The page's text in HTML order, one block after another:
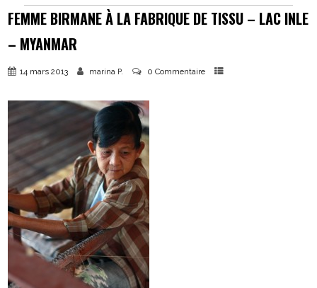
FEMME BIRMANE À LA FABRIQUE DE TISSU – LAC INLE
– MYANMAR
14 mars 2013 marina P. 0 Commentaire